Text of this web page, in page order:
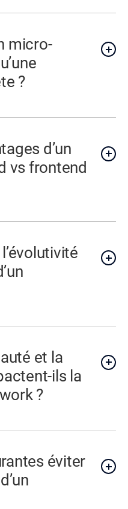
micro-
?
d’un
vs frontend
et la
ils la
?
éviter